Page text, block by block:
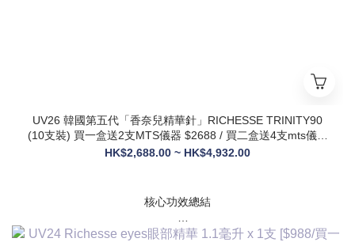
UV26 韓國第五代「香奈兒精華針」RICHESSE TRINITY90
(10支裝) 買一盒送2支MTS儀器 $2688 / 買二盒送4支mts儀器
+1盒麗珠蘭面膜+1支麗珠蘭修復面霜 $3288
HK$2,688.00 ~ HK$4,932.00
核心功效總結
✅ 膠原新生：促進膠原蛋白合成，改善皮膚自然代謝，淡化皺